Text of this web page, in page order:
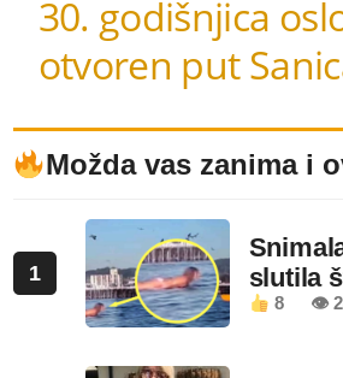
30. godišnjica
otvoren put
Možda vas zanima i
1
slutila
8 👁